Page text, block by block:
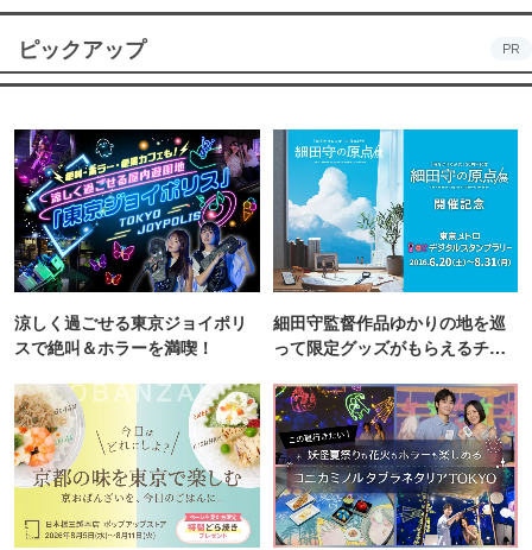
ピックアップ PR
涼しく過ごせる東京ジョイポリ
スで絶叫＆ホラーを満喫！
細田守監督作品ゆかりの地を巡
って限定グッズがもらえるチャ